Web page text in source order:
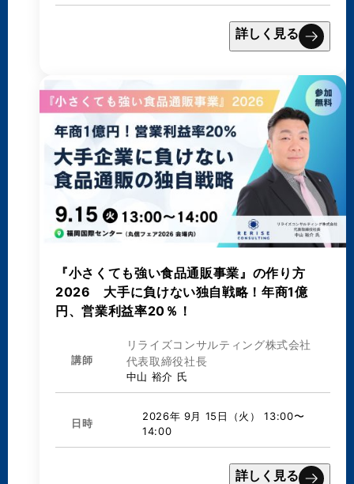
詳しく見る
『小さくても強い食品通販事業』の作り方
2026 大手に負けない独自戦略！年商1億
円、営業利益率20％！
講師
リライズコンサルティング株式会社
代表取締役社長
中山 裕介 氏
日時
2026年 9月 15日（火） 13:00〜
14:00
詳しく見る